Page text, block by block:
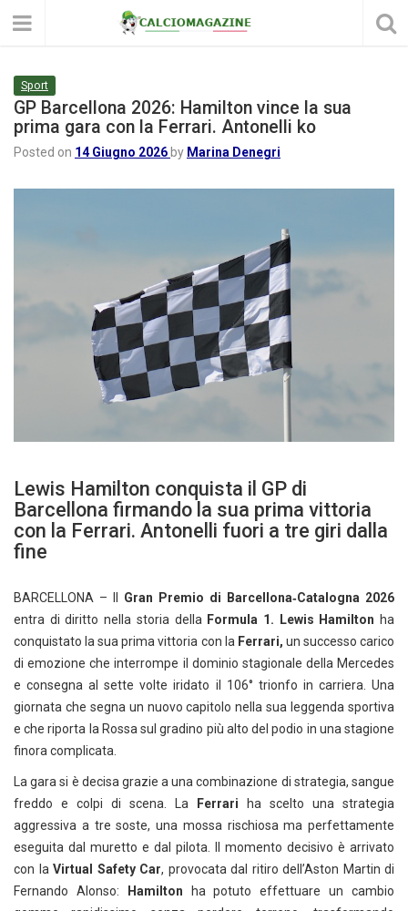
Sport
GP Barcellona 2026: Hamilton vince la sua
prima gara con la Ferrari. Antonelli ko
Posted on 14 Giugno 2026 by Marina Denegri
Lewis Hamilton conquista il GP di
Barcellona firmando la sua prima vittoria
con la Ferrari. Antonelli fuori a tre giri dalla
fine
BARCELLONA – Il Gran Premio di Barcellona‑Catalogna 2026
entra di diritto nella storia della Formula 1. Lewis Hamilton ha
conquistato la sua prima vittoria con la Ferrari, un successo carico
di emozione che interrompe il dominio stagionale della Mercedes
e consegna al sette volte iridato il 106° trionfo in carriera. Una
giornata che segna un nuovo capitolo nella sua leggenda sportiva
e che riporta la Rossa sul gradino più alto del podio in una stagione
finora complicata.
La gara si è decisa grazie a una combinazione di strategia, sangue
freddo e colpi di scena. La
Ferrari ha scelto una strategia
aggressiva a tre soste, una mossa rischiosa ma perfettamente
eseguita dal muretto e dal pilota. Il momento decisivo è arrivato
con la Virtual Safety Car, provocata dal ritiro dell’Aston Martin di
Fernando Alonso:
Hamilton ha potuto effettuare un cambio